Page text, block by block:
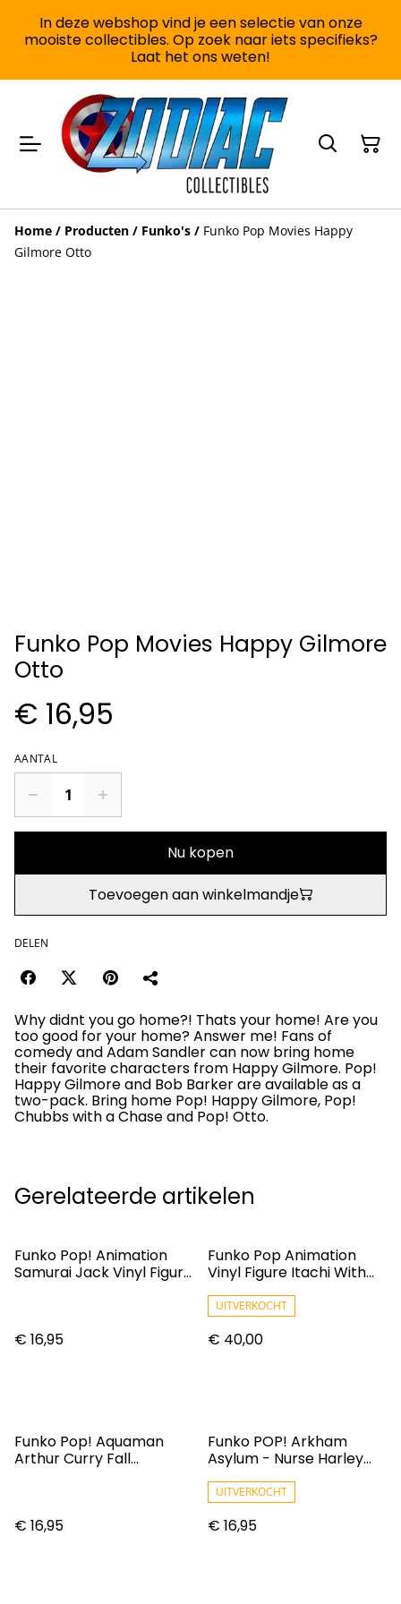
In deze webshop vind je een selectie van onze
mooiste collectibles. Op zoek naar iets specifieks?
Laat het ons weten!
Home / Producten / Funko's / Funko Pop Movies Happy
Gilmore Otto
Funko Pop Movies Happy Gilmore
Otto
€ 16,95
AANTAL
Nu kopen
Toevoegen aan winkelmandje
DELEN
Why didnt you go home?! Thats your home! Are you
too good for your home? Answer me! Fans of
comedy and Adam Sandler can now bring home
their favorite characters from Happy Gilmore. Pop!
Happy Gilmore and Bob Barker are available as a
two-pack. Bring home Pop! Happy Gilmore, Pop!
Chubbs with a Chase and Pop! Otto.
Gerelateerde artikelen
Funko Pop! Animation
Samurai Jack Vinyl Figure
€ 16,95
Funko Pop Animation
Vinyl Figure Itachi With
UITVERKOCHT
€ 40,00
Funko Pop! Aquaman
Arthur Curry Fall
€ 16,95
Funko POP! Arkham
Asylum - Nurse Harley
UITVERKOCHT
€ 16,95